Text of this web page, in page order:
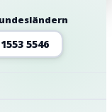
5546